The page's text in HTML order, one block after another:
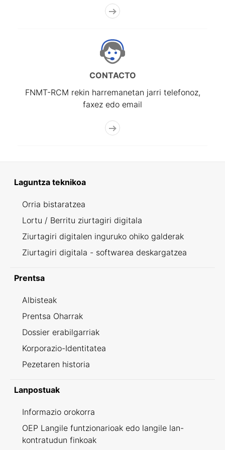
CONTACTO
FNMT-RCM rekin harremanetan jarri telefonoz,
faxez edo email
Laguntza teknikoa
Orria bistaratzea
Lortu / Berritu ziurtagiri digitala
Ziurtagiri digitalen inguruko ohiko galderak
Ziurtagiri digitala - softwarea deskargatzea
Prentsa
Albisteak
Prentsa Oharrak
Dossier erabilgarriak
Korporazio-Identitatea
Pezetaren historia
Lanpostuak
Informazio orokorra
OEP Langile funtzionarioak edo langile lan-
kontratudun finkoak